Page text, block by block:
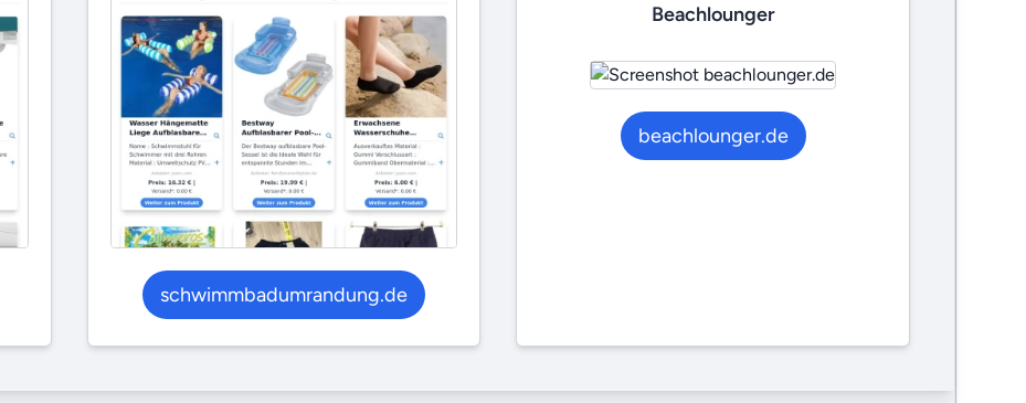
schwimmbadumrandung.de
Beachlounger
beachlounger.de